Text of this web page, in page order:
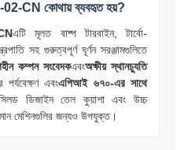
CN কোথায় ব্যবহৃত হয়?
এটি মূলত বাষ্প টারবাইন, টার্বো-
সহ গুরুত্বপূর্ণ ঘূর্ণন সরঞ্জামগুলিতে
কম্পন সংবেদকএবংঅক্ষীয় স্থানচ্যুতি
পর্যবেক্ষণ এবংএপিআই ৬৭০-এর সাথে
ডিজাইন তেল কুয়াশা এবং উচ্চ
মেশিনগুলির জন্যও উপযুক্ত।